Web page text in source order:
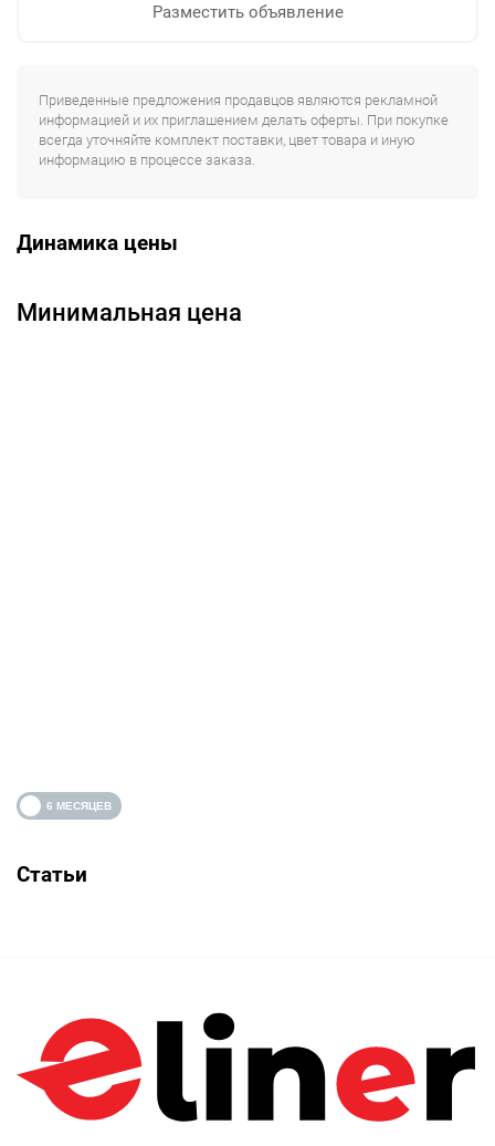
Разместить объявление
Приведенные предложения продавцов являются рекламной
информацией и их приглашением делать оферты. При покупке
всегда уточняйте комплект поставки, цвет товара и иную
информацию в процессе заказа.
Динамика цены
Минимальная цена
Статьи